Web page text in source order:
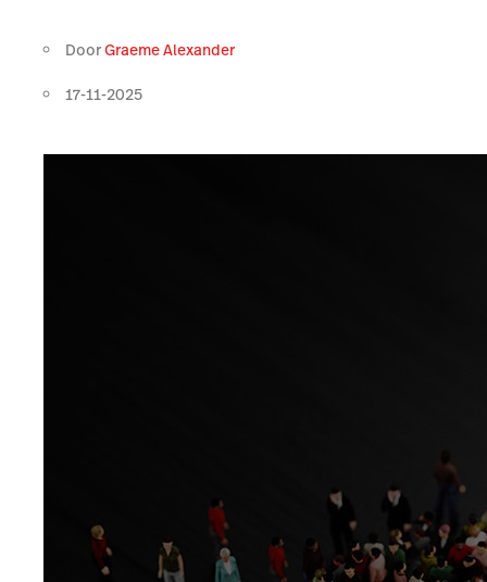
DoorGraeme Alexander
17-11-2025